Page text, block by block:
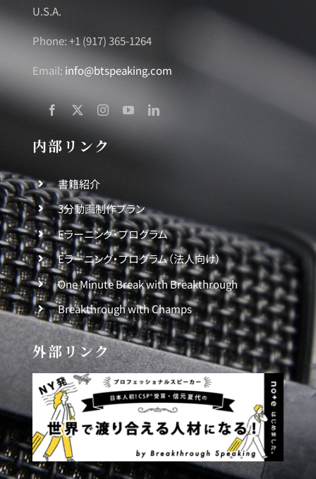
U.S.A.
Phone: +1 (917) 365-1264
Email: info@btspeaking.com
内部リンク
書籍紹介
3分動画制作プラン
Eラーニング・プログラム
Eラーニング・プログラム（法人向け）
One Minute Break with Breakthrough
Breakthrough with Champs
外部リンク